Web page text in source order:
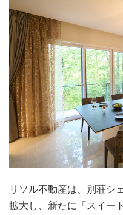
リソル不動産は、別荘シ
拡大し、新たに「スイー